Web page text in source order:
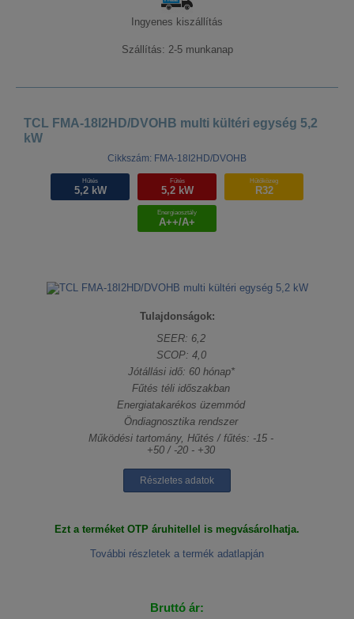
Ingyenes kiszállítás
Szállítás: 2-5 munkanap
TCL FMA-18I2HD/DVOHB multi kültéri egység 5,2
kW
Cikkszám: FMA-18I2HD/DVOHB
Hűtés
5,2 kW
Fűtés
5,2 kW
Hűtőközeg
R32
Energiaosztály
A++/A+
Tulajdonságok:
SEER: 6,2
SCOP: 4,0
Jótállási idő: 60 hónap*
Fűtés téli időszakban
Energiatakarékos üzemmód
Öndiagnosztika rendszer
Működési tartomány, Hűtés / fűtés: -15 -
+50 / -20 - +30
Részletes adatok
Ezt a terméket OTP áruhitellel is megvásárolhatja.
További részletek a termék adatlapján
Bruttó ár: